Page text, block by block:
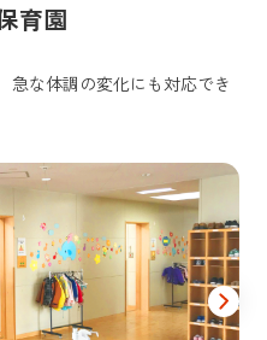
育園
急な体調の変化にも対応でき